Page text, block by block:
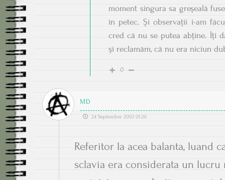
moment singura sa greșeală
în petec. Și observații i-am
cred că nu se putea abține. Îți
și reclamăm, că nu era niciun
0
MD
24 September 2010 01:26
Referitor la acea balanta, luand
sclavia era considerata un lucru